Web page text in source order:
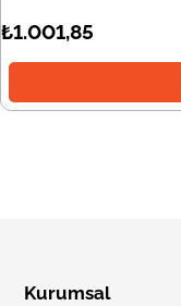
₺1.001,85
Kurumsal